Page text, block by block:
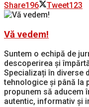
Share196 Tweet123
Vă vedem!
Suntem o echipă de
descoperirea și
Specializați în diverse
tehnologice și până la
propunem să
autentic, informativ și